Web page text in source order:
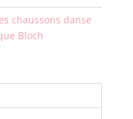
chaussons danse
Bloch